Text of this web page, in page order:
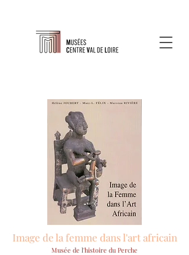
Image de la femme dans l'art africain
Musée de l'histoire du Perche